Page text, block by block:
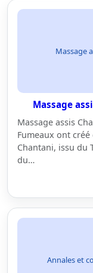
Massage
Massage
Massage assis
Fumeaux ont
Chantani, issu du
du…
Annales et